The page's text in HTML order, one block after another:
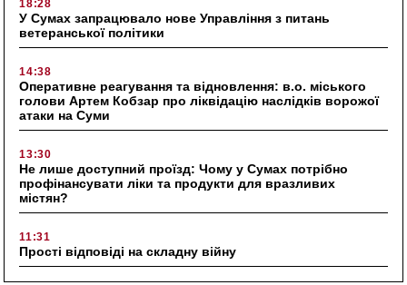
18:28
У Сумах запрацювало нове Управління з питань
ветеранської політики
14:38
Оперативне реагування та відновлення: в.о. міського
голови Артем Кобзар про ліквідацію наслідків ворожої
атаки на Суми
13:30
Не лише доступний проїзд: Чому у Сумах потрібно
профінансувати ліки та продукти для вразливих
містян?
11:31
Прості відповіді на складну війну